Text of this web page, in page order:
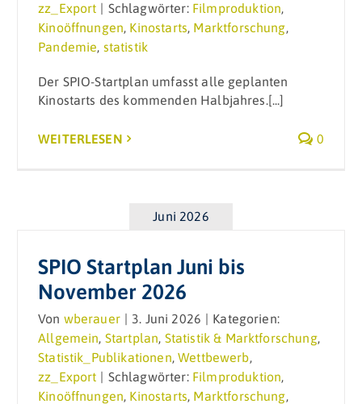
zz_Export
Schlagwörter: Filmproduktion,
Kinoöffnungen, Kinostarts, Marktforschung,
Pandemie, statistik
Der SPIO-Startplan umfasst alle geplanten
Kinostarts des kommenden Halbjahres.[...]
WEITERLESEN 0
Juni 2026
SPIO Startplan Juni bis
November 2026
Von wberauer | 3. Juni 2026 | Kategorien:
Allgemein, Startplan, Statistik & Marktforschung,
Statistik_Publikationen,Wettbewerb,
zz_Export | Schlagwörter: Filmproduktion,
Kinoöffnungen, Kinostarts, Marktforschung,